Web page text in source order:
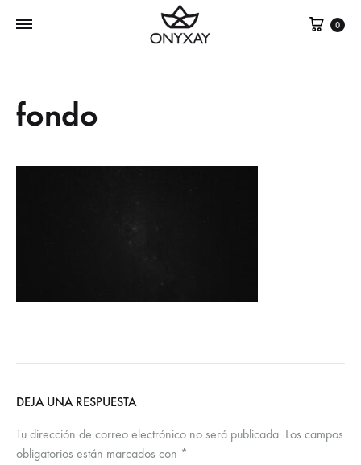
Cesta
0
fondo
DEJA UNA RESPUESTA
Tu dirección de correo electrónico no será publicada. Los campos
obligatorios están marcados con *